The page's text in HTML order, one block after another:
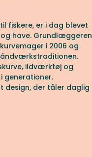
fiskere, er i dag blevet
have. Grundlæggeren
i 2006 og
ildværktøj og
generationer.
design, der tåler daglig